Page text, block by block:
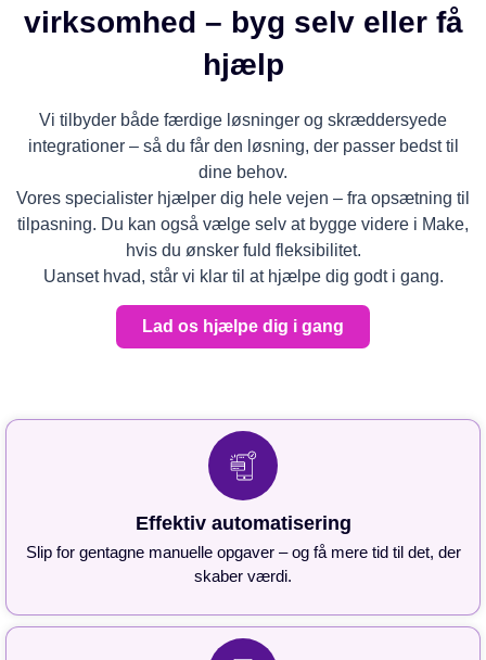
virksomhed – byg selv eller få
hjælp
Vi tilbyder både færdige løsninger og skræddersyede
integrationer – så du får den løsning, der passer bedst til
dine behov.
Vores specialister hjælper dig hele vejen – fra opsætning til
tilpasning. Du kan også vælge selv at bygge videre i Make,
hvis du ønsker fuld fleksibilitet.
Uanset hvad, står vi klar til at hjælpe dig godt i gang.
Lad os hjælpe dig i gang
Effektiv automatisering
Slip for gentagne manuelle opgaver – og få mere tid til det, der
skaber værdi.